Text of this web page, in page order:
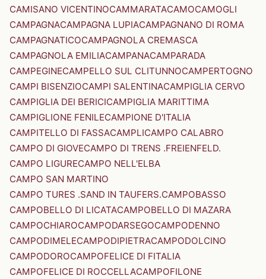
CAMISANO VICENTINOCAMMARATACAMOCAMOGLI
CAMPAGNACAMPAGNA LUPIACAMPAGNANO DI ROMA
CAMPAGNATICOCAMPAGNOLA CREMASCA
CAMPAGNOLA EMILIACAMPANACAMPARADA
CAMPEGINECAMPELLO SUL CLITUNNOCAMPERTOGNO
CAMPI BISENZIOCAMPI SALENTINACAMPIGLIA CERVO
CAMPIGLIA DEI BERICICAMPIGLIA MARITTIMA
CAMPIGLIONE FENILECAMPIONE D'ITALIA
CAMPITELLO DI FASSACAMPLICAMPO CALABRO
CAMPO DI GIOVECAMPO DI TRENS .FREIENFELD.
CAMPO LIGURECAMPO NELL'ELBA
CAMPO SAN MARTINO
CAMPO TURES .SAND IN TAUFERS.CAMPOBASSO
CAMPOBELLO DI LICATACAMPOBELLO DI MAZARA
CAMPOCHIAROCAMPODARSEGOCAMPODENNO
CAMPODIMELECAMPODIPIETRACAMPODOLCINO
CAMPODOROCAMPOFELICE DI FITALIA
CAMPOFELICE DI ROCCELLACAMPOFILONE